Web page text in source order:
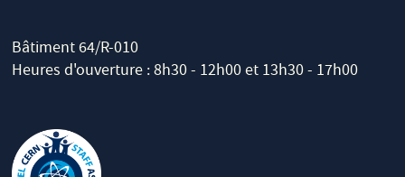
Bâtiment 64/R-010
Heures d'ouverture : 8h30 - 12h00 et 13h30 - 17h00